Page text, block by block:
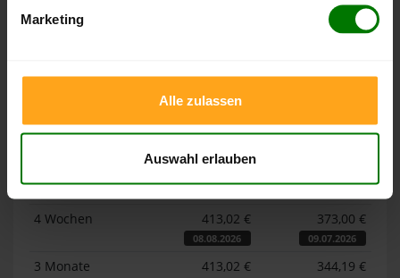
Marketing
Alle zulassen
Auswahl erlauben
Pelletspreise für lose Holzpellets und Holzpellets
Sackware in Zwönitz
. Das dazugehörige Datum zeigt,
erreicht wurde.
Lose Holzpellets
Zeitraum Höchststand
Tiefststand
4 Wochen
413,02 €
08.08.2026
373,00 €
09.07.2026
3 Monate 413,02 € 344,19 €